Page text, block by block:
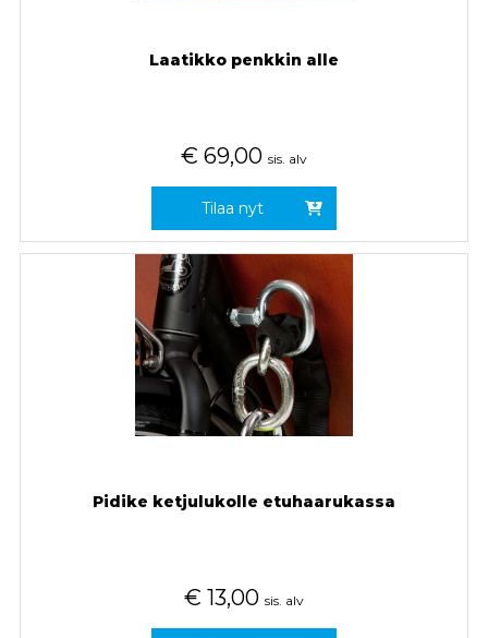
Laatikko penkkin alle
€ 69,00 sis. alv
Tilaa nyt
Pidike ketjulukolle etuhaarukassa
€ 13,00 sis. alv